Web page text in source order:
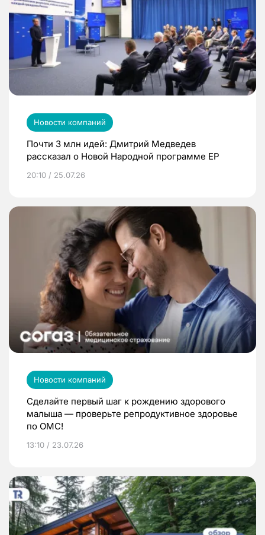
Новости компаний
Почти 3 млн идей: Дмитрий Медведев
рассказал о Новой Народной программе ЕР
20:10 / 25.07.26
Новости компаний
Сделайте первый шаг к рождению здорового
малыша — проверьте репродуктивное здоровье
по ОМС!
13:10 / 23.07.26